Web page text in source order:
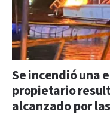
Se incendió una
propietario
alcanzado por